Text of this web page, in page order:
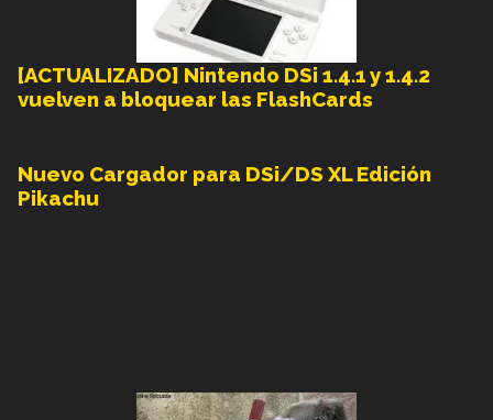
[ACTUALIZADO] Nintendo DSi 1.4.1 y 1.4.2
vuelven a bloquear las FlashCards
Nuevo Cargador para DSi/DS XL Edición
Pikachu